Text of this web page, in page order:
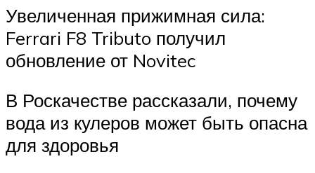
Увеличенная прижимная сила:
Ferrari F8 Tributo получил
обновление от Novitec
В Роскачестве рассказали, почему
вода из кулеров может быть опасна
для здоровья